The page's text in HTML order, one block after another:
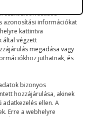
eszközleolvasásos
azonosítási információkat
kattintva
által végzett
megadása vagy
juthatnak, és
bizonyos
hozzájárulása, akinek
ellen. A
Erre a webhelyre